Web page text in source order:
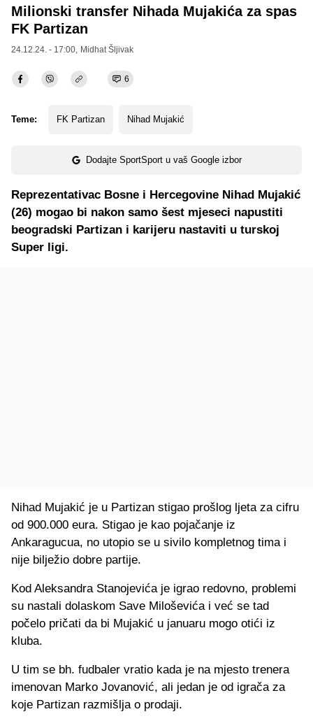
Milionski transfer Nihada Mujakića za spas
FK Partizan
24.12.24. - 17:00, Midhat Šljivak
6
Teme: FK Partizan Nihad Mujakić
Dodajte SportSport u vaš Google izbor
Reprezentativac Bosne i Hercegovine Nihad Mujakić
(26) mogao bi nakon samo šest mjeseci napustiti
beogradski Partizan i karijeru nastaviti u turskoj
Super ligi.
Nihad Mujakić je u Partizan stigao prošlog ljeta za cifru
od 900.000 eura. Stigao je kao pojačanje iz
Ankaragucua, no utopio se u sivilo kompletnog tima i
nije bilježio dobre partije.
Kod Aleksandra Stanojevića je igrao redovno, problemi
su nastali dolaskom Save Miloševića i već se tad
počelo pričati da bi Mujakić u januaru mogo otići iz
kluba.
U tim se bh. fudbaler vratio kada je na mjesto trenera
imenovan Marko Jovanović, ali jedan je od igrača za
koje Partizan razmišlja o prodaji.